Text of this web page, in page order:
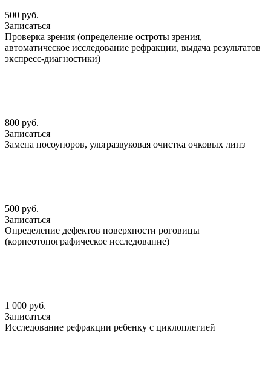
500 руб.
Записаться
Проверка зрения (определение остроты зрения,
автоматическое исследование рефракции, выдача результатов
экспресс-диагностики)
800 руб.
Записаться
Замена носоупоров, ультразвуковая очистка очковых линз
500 руб.
Записаться
Определение дефектов поверхности роговицы
(корнеотопографическое исследование)
1 000 руб.
Записаться
Исследование рефракции ребенку с циклоплегией